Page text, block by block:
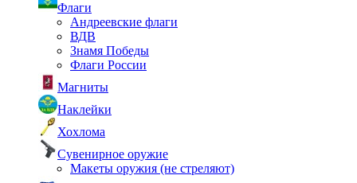
Флаги
Андреевские флаги
ВДВ
Знамя Победы
Флаги России
Магниты
Наклейки
Хохлома
Сувенирное оружие
Макеты оружия (не стреляют)